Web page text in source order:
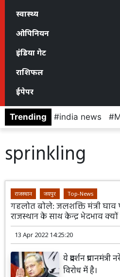
स्वास्थ्य
ओपिनियन
इंडिया गेट
राशिफल
ईपेपर
Trending india news
sprinkling
राजस्थान जयपुर Top-News
गहलोत बोले: जलशक्ति मंत्री
राजस्थान के साथ केन्द्र भेदभाव
13 Apr 2022 14:25:20
ये प्रदर्शन
विरोध में है।